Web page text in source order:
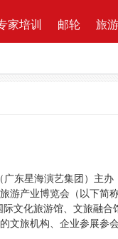
家培训 邮轮 旅
游同业
目的地资源一站式直采平台
东星海演艺集团）主办
游产业博览会（以下简
文化旅游馆、文旅融合
文旅机构、企业参展参